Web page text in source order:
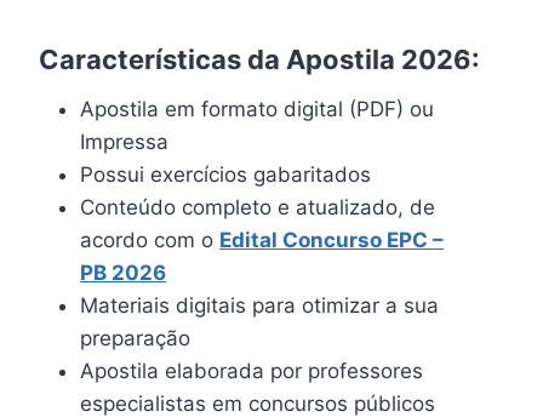
Características da Apostila 2026:
Apostila em formato digital (PDF) ou
Impressa
Possui exercícios gabaritados
Conteúdo completo e atualizado, de
acordo com o Edital Concurso EPC –
PB 2026
Materiais digitais para otimizar a sua
preparação
Apostila elaborada por professores
especialistas em concursos públicos